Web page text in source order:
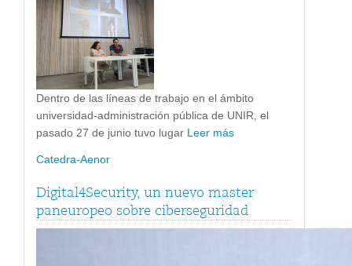
Dentro de las líneas de trabajo en el ámbito
universidad-administración pública de UNIR, el
pasado 27 de junio tuvo lugar Leer más
Catedra-Aenor
Digital4Security, un nuevo master
paneuropeo sobre ciberseguridad